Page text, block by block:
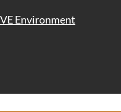
Environment